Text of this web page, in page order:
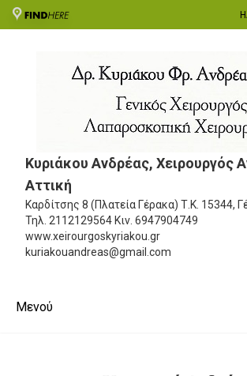
Κυριάκου Ανδρέας, Χειρουργός
Αττική
Καρδίτσης 8 (Πλατεία Γέρακα) Τ.Κ. 15344,
Τηλ. 2112129564 Κιν. 6947904749
www.xeirourgoskyriakou.gr
kuriakouandreas@gmail.com
Μενού